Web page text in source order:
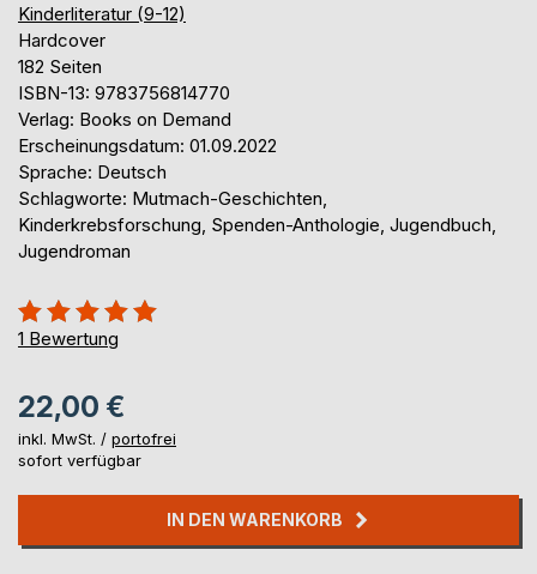
Kinderliteratur (9-12)
Hardcover
182 Seiten
ISBN-13: 9783756814770
Verlag: Books on Demand
Erscheinungsdatum: 01.09.2022
Sprache: Deutsch
Schlagworte: Mutmach-Geschichten,
Kinderkrebsforschung, Spenden-Anthologie, Jugendbuch,
Jugendroman
Bewertung::
100%
1 Bewertung
22,00 €
inkl. MwSt. / portofrei
sofort verfügbar
IN DEN WARENKORB